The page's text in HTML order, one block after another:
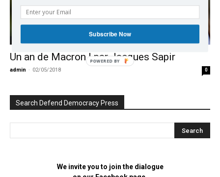
Un an de Macron | par Jacques Sapir
admin - 02/05/2018 0
Search Defend Democracy Press
We invite you to join the dialogue
Subscribe Now
POWERED BY